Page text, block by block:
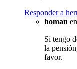
Responder a
homan
Si tengo
la
favor.